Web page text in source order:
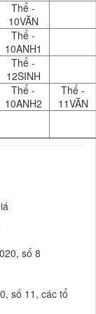
Thể -
10VĂN
Thể -
10ANH1
Thể -
12SINH
Thể -
10ANH2
Thể -
11VĂN
số 8
số 11, các tổ